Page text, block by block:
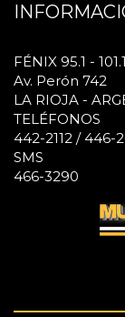
FÉNIX 95.1 - 101.1
Av. Perón 742
LA RIOJA -
TELÉFONOS
442-2112 / 446-
SMS
466-3290